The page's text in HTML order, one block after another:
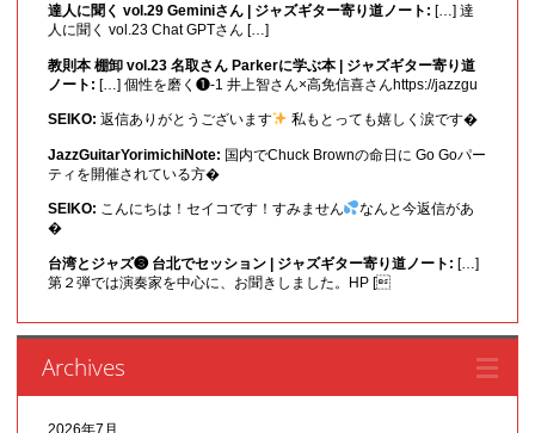
達人に聞く vol.29 Geminiさん | ジャズギター寄り道ノート: […] 達
人に聞く vol.23 Chat GPTさん […]
教則本 棚卸 vol.23 名取さん Parkerに学ぶ本 | ジャズギター寄り道
ノート: […] 個性を磨く❶-1 井上智さん×高免信喜さんhttps://jazzgu
SEIKO: 返信ありがとうございます 私もとっても嬉しく涙です�
JazzGuitarYorimichiNote: 国内でChuck Brownの命日に Go Goパー
ティを開催されている方�
SEIKO: こんにちは！セイコです！すみません
なんと今返信があ
�
台湾とジャズ❸ 台北でセッション | ジャズギター寄り道ノート: […]
第２弾では演奏家を中心に、お聞きしました。HP [
Archives